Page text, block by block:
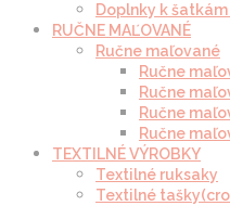
Doplnky k
RUČNE MAĽOVANÉ
Ručne maľované
Ručne
Ručne
Ručne
Ručne
TEXTILNÉ VÝROBKY
Textilné ruksaky
Textilné